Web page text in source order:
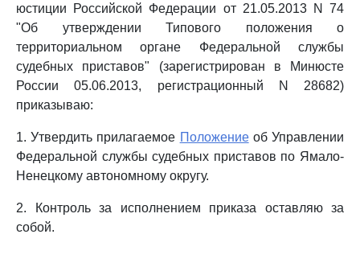
юстиции Российской Федерации от 21.05.2013 N 74
"Об утверждении Типового положения о
территориальном органе Федеральной службы
судебных приставов" (зарегистрирован в Минюсте
России 05.06.2013, регистрационный N 28682)
приказываю:
1. Утвердить прилагаемое Положениеоб Управлении
Федеральной службы судебных приставов по Ямало-
Ненецкому автономному округу.
2. Контроль за исполнением приказа оставляю за
собой.